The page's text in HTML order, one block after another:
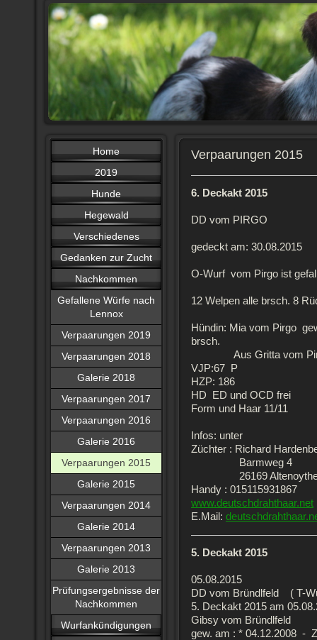
Home
2019
Hunde
Hegewald
Verschiedenes
Gedanken zur Zucht
Nachkommen
Gefallene Würfe nach
Lennox
Verpaarungen 2019
Verpaarungen 2018
Galerie 2018
Verpaarungen 2017
Verpaarungen 2016
Galerie 2016
Verpaarungen 2015
Galerie 2015
Verpaarungen 2014
Galerie 2014
Verpaarungen 2013
Galerie 2013
Prüfungsergebnisse der
Nachkommen
Wurfankündigungen
Verpaarungen 2015
6. Deckakt 2015
DD vom PIRGO
gedeckt am: 30.08.2015
O-Wurf vom Pirgo ist
12 Welpen alle brsch. 8
Hündin: Mia vom Pirgo
brsch.
Aus Gritta vom Pirgo
VJP:67 P
HZP: 186
HD ED und OCD frei
Form und Haar 11/11
Infos: unter
Züchter : Richard
Barmweg 4
26169
Handy : 015115931867
www.deutschdrahthaar.net
E.Mail:
5. Deckakt 2015
05.08.2015
DD vom Bründlfeld ( T-
5. Deckakt 2015 am
Gibsy vom Bründlfeld
gew. am : * 04.12.2008 -